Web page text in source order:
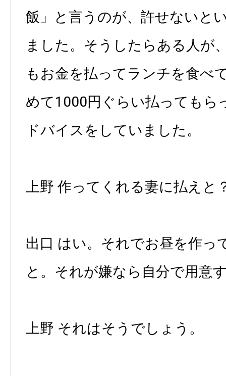
飯」と言うのが、許せないと
ました。そうしたらある人が
もお金を払ってランチを食べ
めて1000円ぐらい払ってもら
ドバイスをしていました。
上野 作ってくれる妻に払えと
出口 はい。それでお昼を作っ
と。それが嫌なら自分で用意
上野 それはそうでしょう。